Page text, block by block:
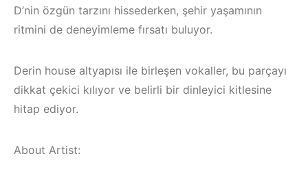
/
D’nin özgün tarzını hissederken, şehir yaşamının
ritmini de deneyimleme fırsatı buluyor.
Derin house altyapısı ile birleşen vokaller, bu parçayı
dikkat çekici kılıyor ve belirli bir dinleyici kitlesine
hitap ediyor.
About Artist: